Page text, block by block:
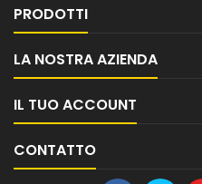
PRODOTTI
LA NOSTRA AZIENDA
IL TUO ACCOUNT
CONTATTO